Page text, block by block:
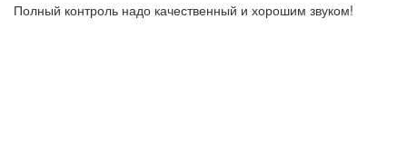
Полный контроль надо качественный и хорошим звуком!